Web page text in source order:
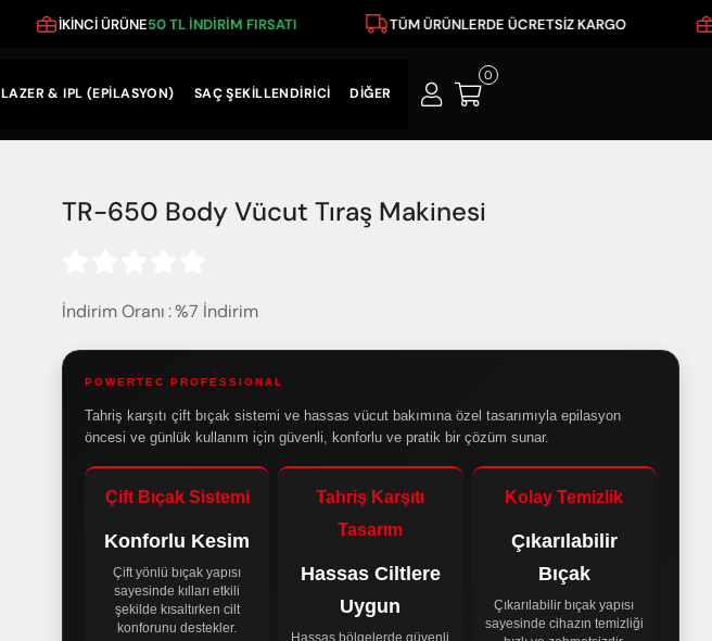
İKİNCİ ÜRÜNE50 TL İNDİRİM FIRSATI TÜM ÜRÜNLERDE ÜCRETSİZ KARGO
LAZER & IPL (EPİLASYON) SAÇ ŞEKİLLENDİRİCİ DİĞER
0
TR-650 Body Vücut Tıraş Makinesi
İndirim Oranı:%7 İndirim
POWERTEC PROFESSIONAL
Tahriş karşıtı çift bıçak sistemi ve hassas vücut bakımına özel tasarımıyla epilasyon
öncesi ve günlük kullanım için güvenli, konforlu ve pratik bir çözüm sunar.
Çift Bıçak Sistemi
Konforlu Kesim
Çift yönlü bıçak yapısı
sayesinde kılları etkili
şekilde kısaltırken cilt
konforunu destekler.
Tahriş Karşıtı
Tasarım
Hassas Ciltlere
Uygun
Hassas bölgelerde güvenli
Kolay Temizlik
Çıkarılabilir
Bıçak
Çıkarılabilir bıçak yapısı
sayesinde cihazın temizliği